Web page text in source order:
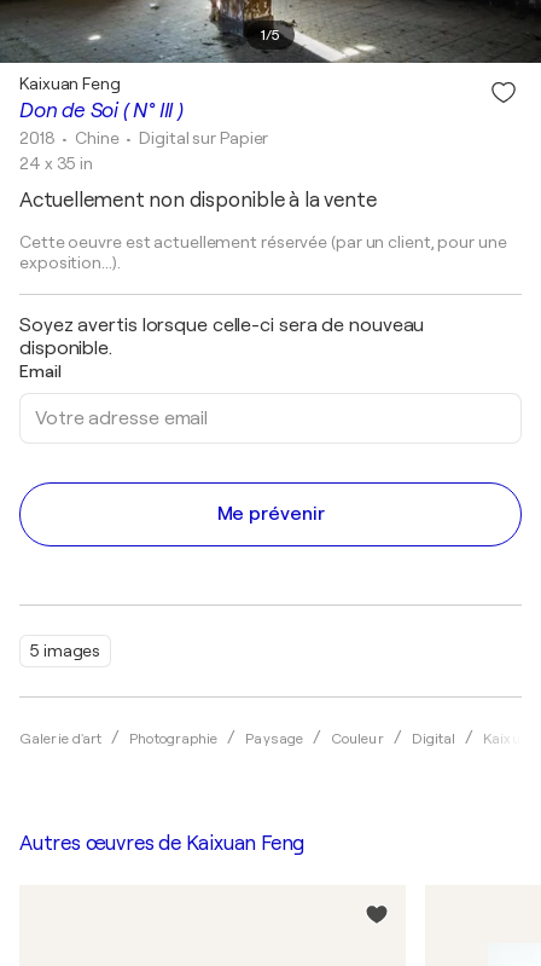
1/5
5 images
Galerie d'art Photographie Paysage Couleur Digital Kaixuan
Don de Soi ( N° III )
Kaixuan Feng
2018 • Chine • Digital sur Papier
24 x 35 in
Actuellement non disponible à la vente
Cette oeuvre est actuellement réservée (par un client, pour une
exposition...).
Soyez avertis lorsque celle-ci sera de nouveau
disponible.
Email
Me prévenir
Autres œuvres de Kaixuan Feng